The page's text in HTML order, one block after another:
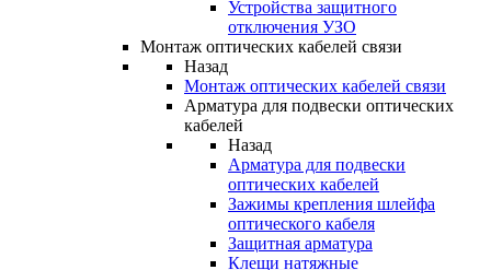
Устройства защитного
отключения УЗО
Монтаж оптических кабелей связи
Назад
Монтаж оптических кабелей связи
Арматура для подвески оптических
кабелей
Назад
Арматура для подвески
оптических кабелей
Зажимы крепления шлейфа
оптического кабеля
Защитная арматура
Клещи натяжные